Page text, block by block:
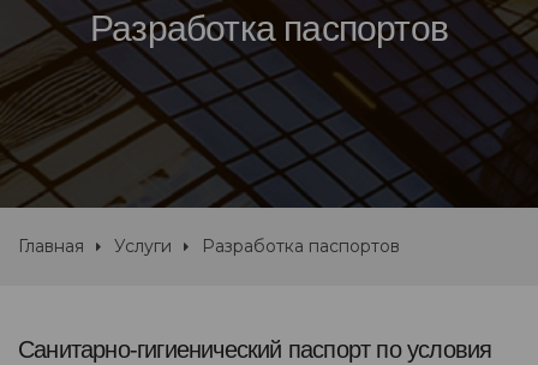
Разработка паспортов
Главная Услуги Разработка паспортов
Санитарно-гигиенический паспорт по условия